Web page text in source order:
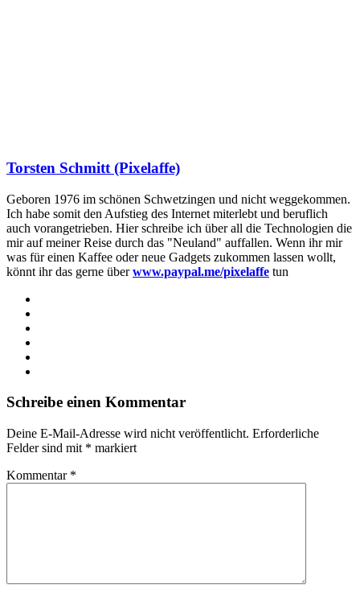
Torsten Schmitt (Pixelaffe)
Geboren 1976 im schönen Schwetzingen und nicht weggekommen.
Ich habe somit den Aufstieg des Internet miterlebt und beruflich
auch vorangetrieben. Hier schreibe ich über all die Technologien die
mir auf meiner Reise durch das "Neuland" auffallen. Wenn ihr mir
was für einen Kaffee oder neue Gadgets zukommen lassen wollt,
könnt ihr das gerne überwww.paypal.me/pixelaffe tun
Schreibe einen Kommentar
Deine E-Mail-Adresse wird nicht veröffentlicht. Erforderliche
Felder sind mit * markiert
Kommentar *